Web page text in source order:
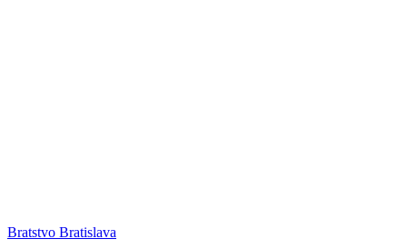
Bratstvo Bratislava